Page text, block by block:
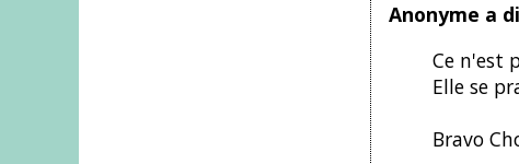
Anonyme a
Ce n'est
Elle se
Bravo